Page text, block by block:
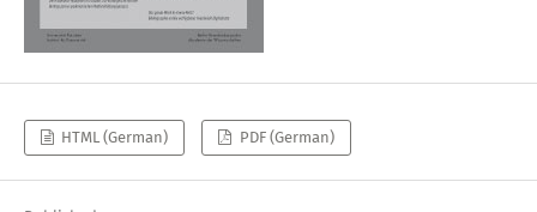
HTML (German) PDF (German)